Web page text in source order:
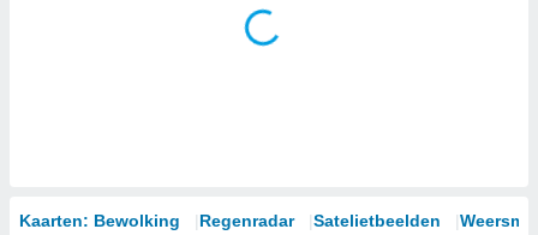
Kaarten: Bewolking Regenradar Satelietbeelden